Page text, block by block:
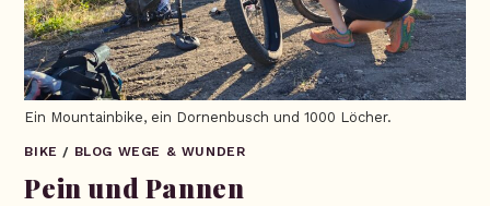
Ein Mountainbike, ein Dornenbusch und 1000 Löcher.
BIKE / BLOG WEGE & WUNDER
Pein und Pannen